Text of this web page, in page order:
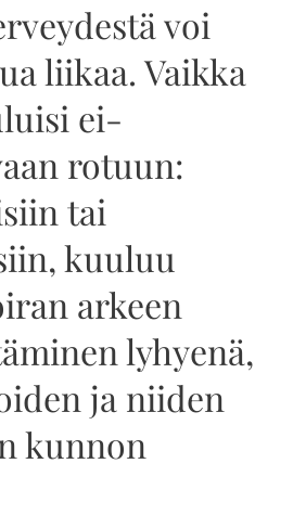
voi
liikaa. Vaikka
ei-
rotuun:
tai
kuuluu
arkeen
lyhyenä,
ja niiden
kunnon